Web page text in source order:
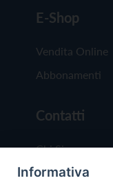
E-Shop
Vendita Online
Abbonamenti
Contatti
Chi Siamo
Redazione
Informativa